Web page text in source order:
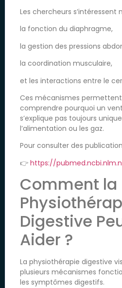
Les chercheurs
la fonction du diaphragme,
la gestion des pressions
la coordination musculaire,
et les interactions entre le
Ces mécanismes
comprendre pourquoi un
s’explique pas toujours
l’alimentation ou les gaz.
Pour consulter des
👉 https://
Comment la
Digestive
Aider ?
La physiothérapie digestive
plusieurs mécanismes
les symptômes digestifs.